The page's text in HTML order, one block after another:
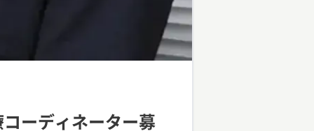
ーディネーター募